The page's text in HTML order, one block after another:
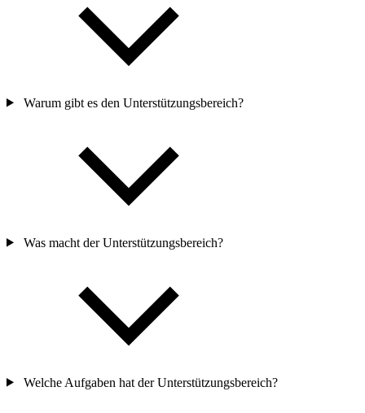
Warum gibt es den Unterstützungsbereich?
Was macht der Unterstützungsbereich?
Welche Aufgaben hat der Unterstützungsbereich?